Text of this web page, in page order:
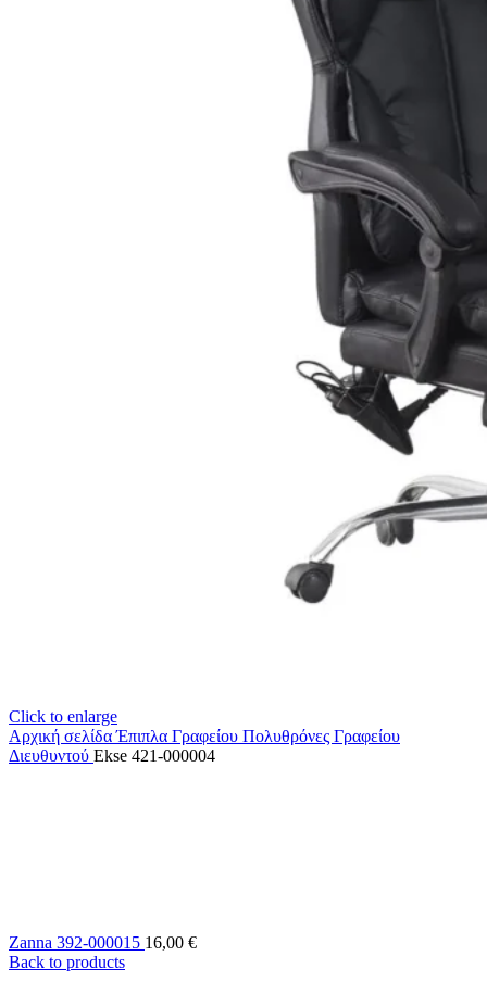
Click to enlarge
Αρχική σελίδαΈπιπλα Γραφείου Πολυθρόνες Γραφείου
Διευθυντού Ekse 421-000004
Zanna 392-000015 16,00 €
Back to products